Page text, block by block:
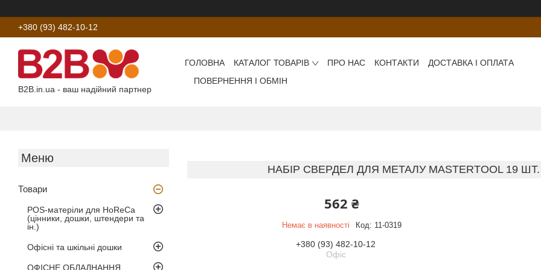
+380 (93) 482-10-12
B2B.in.ua - ваш надійний партнер
ГОЛОВНА КАТАЛОГ ТОВАРІВ ПРО НАС КОНТАКТИ
ДОСТАВКА І ОПЛАТА
ПОВЕРНЕННЯ І ОБМІН
Товари
POS-матеріли для HoReCa
(цінники, дошки, штендери та
ін.)
Офісні та шкільні дошки
ОФІСНЕ ОБЛАДНАННЯ
НАБІР СВЕРДЕЛ ДЛЯ МЕТАЛУ MASTERTOOL 19
562 ₴
Немає в наявності Код: 11-0319
+380 (93) 482-10-12
Офіс